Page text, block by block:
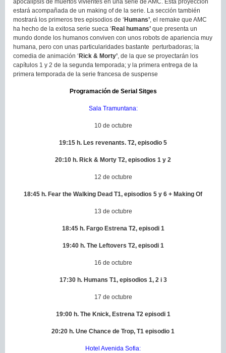
apocalipsis de muertos vivientes en una serie de AMC. Esta proyección
estará acompañada de un making of de la serie. La sección también
mostrará los primeros tres episodios de ‘ Humans’, el remake que AMC
ha hecho de la exitosa serie sueca ‘ Real humans’ que presenta un
mundo donde los humanos conviven con unos robots de apariencia muy
humana, pero con unas particularidades bastante perturbadoras; la
comedia de animación ‘ Rick & Morty’, de la que se proyectarán los
capítulos 1 y 2 de la segunda temporada; y la primera entrega de la
primera temporada de la serie francesa de suspense
Programación de Serial Sitges
Sala Tramuntana:
10 de octubre
19:15 h. Les revenants. T2, episodio 5
20:10 h. Rick & Morty T2, episodios 1 y 2
12 de octubre
18:45 h. Fear the Walking Dead T1, episodios 5 y 6 + Making Of
13 de octubre
18:45 h. Fargo Estrena T2, episodi 1
19:40 h. The Leftovers T2, episodi 1
16 de octubre
17:30 h. Humans T1, episodios 1, 2 i 3
17 de octubre
19:00 h. The Knick, Estrena T2 episodi 1
20:20 h. Une Chance de Trop, T1 episodio 1
Hotel Avenida Sofia: